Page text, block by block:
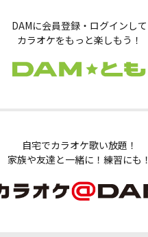
DAMに会員登録・ログインして
カラオケをもっと楽しもう！
自宅でカラオケ歌い放題！
家族や友達と一緒に！練習にも！